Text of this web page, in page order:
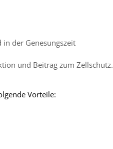
der Genesungszeit
und Beitrag zum Zellschutz.
Vorteile: